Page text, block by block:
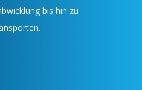
bis hin zu